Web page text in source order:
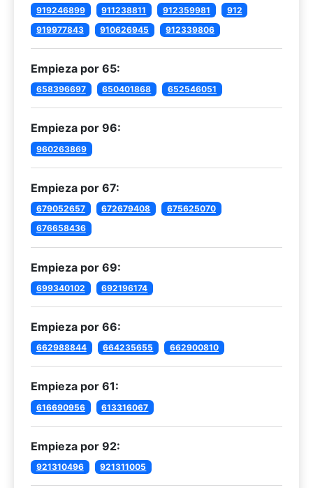
919246899
911238811 912359981
912
919977843
910626945 912339806
Empieza por 65:
658396697 650401868 652546051
Empieza por 96:
960263869
Empieza por 67:
679052657 672679408
675625070
676658436
Empieza por 69:
699340102 692196174
Empieza por 66:
662988844 664235655 662900810
Empieza por 61:
616690956 613316067
Empieza por 92:
921310496 921311005